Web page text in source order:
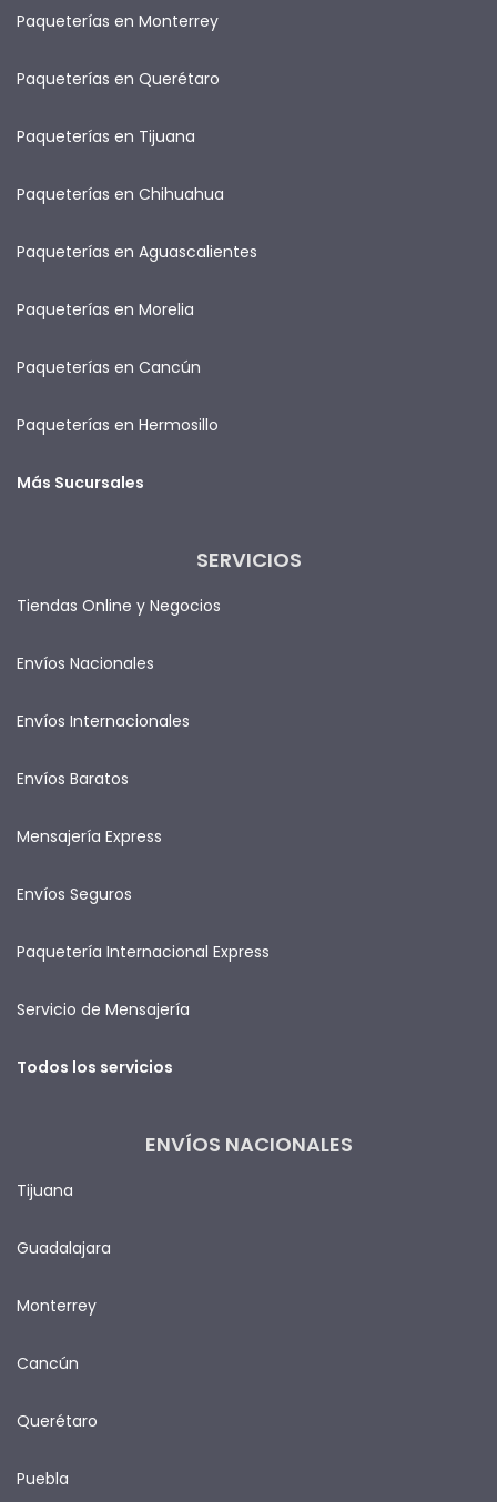
Paqueterías en Monterrey
Paqueterías en Querétaro
Paqueterías en Tijuana
Paqueterías en Chihuahua
Paqueterías en Aguascalientes
Paqueterías en Morelia
Paqueterías en Cancún
Paqueterías en Hermosillo
Más Sucursales
SERVICIOS
Tiendas Online y Negocios
Envíos Nacionales
Envíos Internacionales
Envíos Baratos
Mensajería Express
Envíos Seguros
Paquetería Internacional Express
Servicio de Mensajería
Todos los servicios
ENVÍOS NACIONALES
Tijuana
Guadalajara
Monterrey
Cancún
Querétaro
Puebla